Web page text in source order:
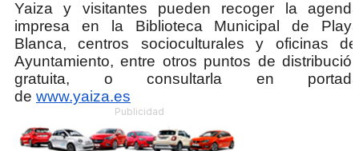
Yaiza y visitantes pueden recoger la
impresa en la Biblioteca Municipal de
Blanca, centros socioculturales y oficinas
Ayuntamiento, entre otros puntos de
gratuita, o consultarla en
de www.yaiza.es
Publicidad